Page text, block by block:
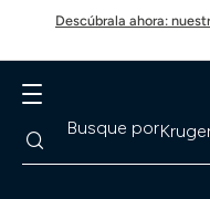
Descúbrala ahora:
Busque por